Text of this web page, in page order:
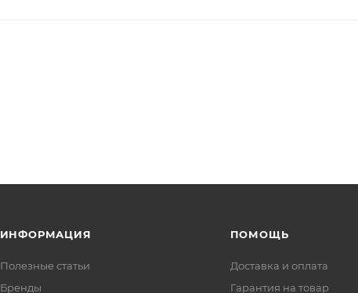
ИНФОРМАЦИЯ
Полезные статьи
Бренды
ПОМОЩЬ
Доставка и оплата
Гарантия на товар